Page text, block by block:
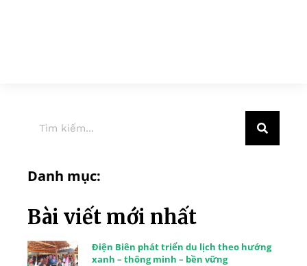
Danh mục:
Bài viết mới nhất
Điện Biên phát triển du lịch theo hướng
xanh – thông minh – bền vững